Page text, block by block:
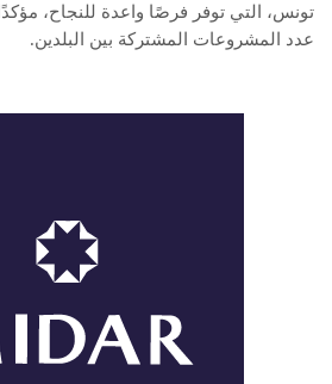
تونس، التي توفر فرصًا واعدة للنجاح، مؤكدًا
عدد المشروعات المشتركة بين البلدين.